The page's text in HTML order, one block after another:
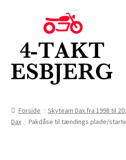
navigation
indhold
Butik
Forside Skyteam Dax.fra 1998 til
Dax
Pakdåse til tændings plade/